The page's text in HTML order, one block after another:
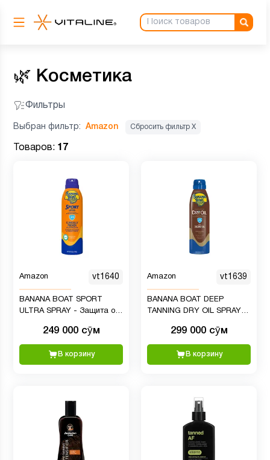
🌿 Косметика
Фильтры
Выбран фильтр: Amazon Сбросить фильтр Х
Товаров: 17
Amazon vt1640
BANANA BOAT SPORT
ULTRA SPRAY - Защита от
249 000 сӯм
В корзину
Amazon vt1639
BANANA BOAT DEEP
TANNING DRY OIL SPRAY
СПРЕЙ ДЛЯ ГЛУБОКОГО
ЗАГАРА
299 000 сӯм
В корзину